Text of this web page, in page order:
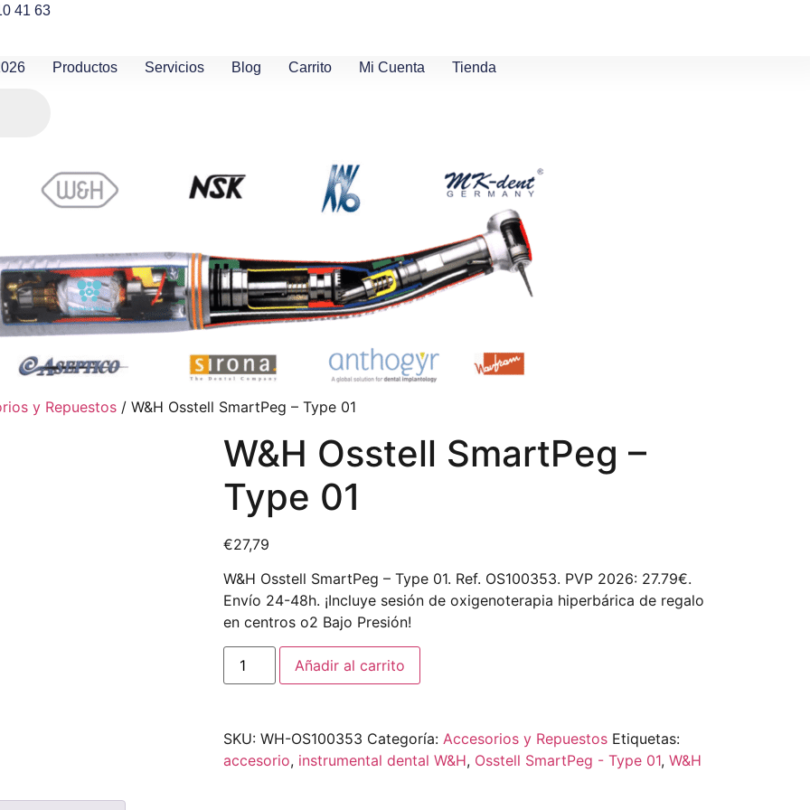
41 63
Productos Servicios Blog Carrito Mi Cuenta Tienda
y Repuestos / W&H Osstell SmartPeg – Type 01
W&H Osstell SmartPeg –
Type 01
€27,79
W&H Osstell SmartPeg – Type 01. Ref. OS100353. PVP 2026: 27.79€.
Envío 24-48h. ¡Incluye sesión de oxigenoterapia hiperbárica de regalo
en centros o2 Bajo Presión!
Añadir al carrito
SKU: WH-OS100353 Categoría: Accesorios y Repuestos Etiquetas:
accesorio, instrumental dental W&H, Osstell SmartPeg - Type 01, W&H